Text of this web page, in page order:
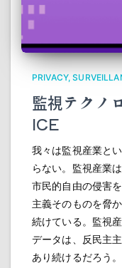
PRIVACY
監視テクノ
ICE
我々は監視産業と
らない。監視産業
市民的自由の侵害
主義そのものを脅
続けている。監視
データは、反民主
あり続けるだろう。